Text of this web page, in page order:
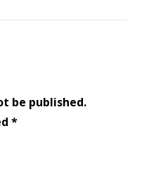
be published.
*